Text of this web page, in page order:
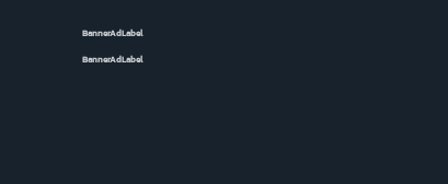
BannerAdLabel
BannerAdLabel